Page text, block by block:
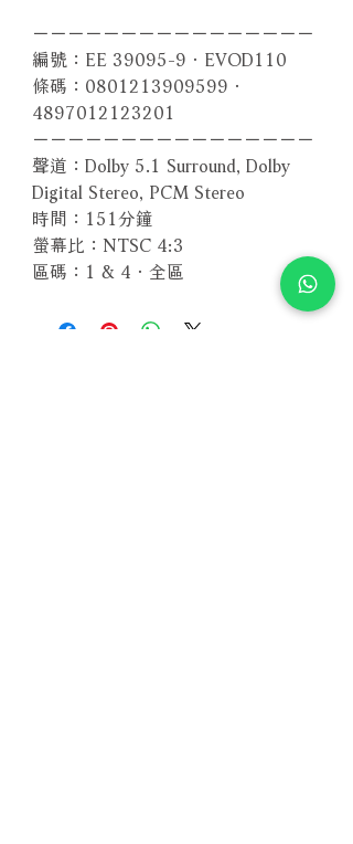
－－－－－－－－－－－－－－－－
編號：EE 39095-9．EVOD110
條碼：0801213909599．
4897012123201
－－－－－－－－－－－－－－－－
聲道：Dolby 5.1 Surround, Dolby
Digital Stereo, PCM Stereo
時間：151分鐘
螢幕比：NTSC 4:3
區碼：1 & 4．全區